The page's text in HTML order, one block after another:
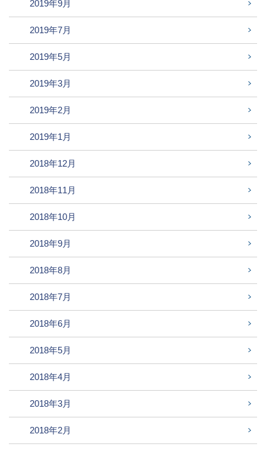
2019年9月
2019年7月
2019年5月
2019年3月
2019年2月
2019年1月
2018年12月
2018年11月
2018年10月
2018年9月
2018年8月
2018年7月
2018年6月
2018年5月
2018年4月
2018年3月
2018年2月